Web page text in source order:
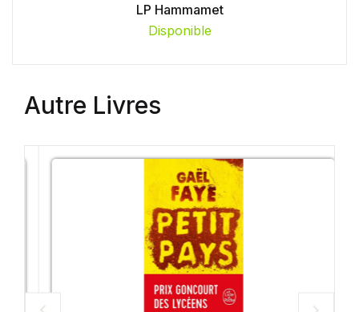
LP Hammamet
Disponible
Autre Livres